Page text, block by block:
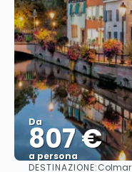
Da
807 €
a persona
DESTINAZIONE:Colmar